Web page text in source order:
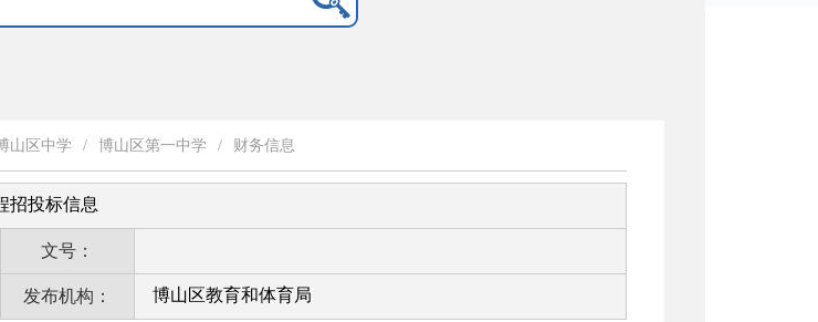
山区中学 / 博山区第一中学 / 财务信息
招投标信息
文号：
发布机构： 博山区教育和体育局